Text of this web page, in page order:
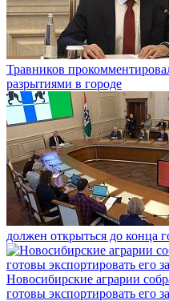
Травников
разрытиями в городе
должен открыться до конца
Новосибирские аграрии
готовы экспортировать его